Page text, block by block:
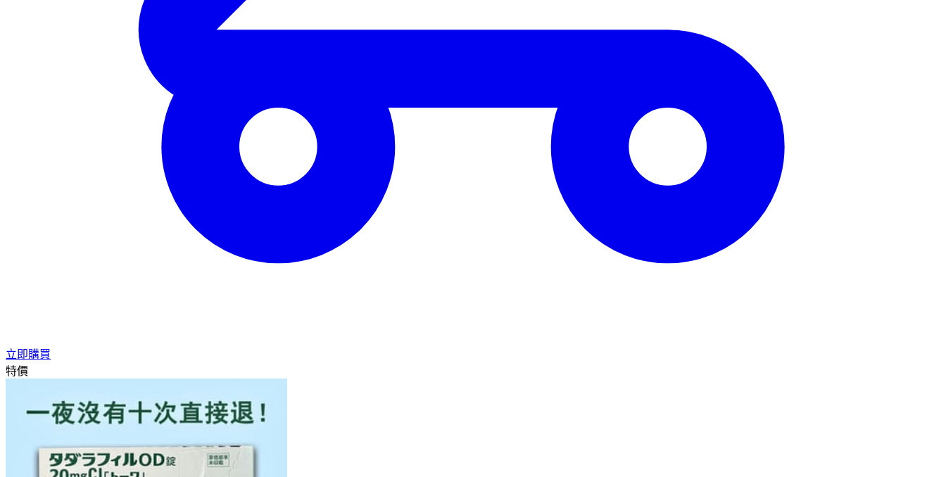
立即購買
特價